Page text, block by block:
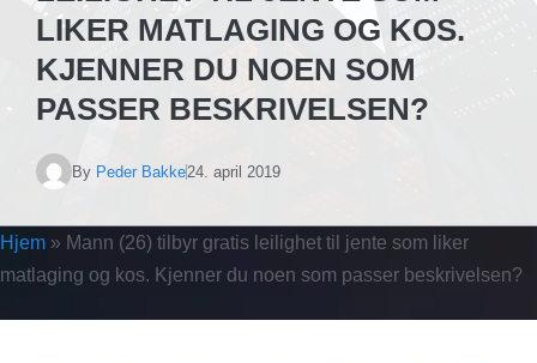
LIKER MATLAGING OG KOS.
KJENNER DU NOEN SOM
PASSER BESKRIVELSEN?
By Peder Bakke24. april 2019
Hjem » Mann (26) tilbyr gratis leilighet til jente som liker
matlaging og kos. Kjenner du noen som passer beskrivelsen?